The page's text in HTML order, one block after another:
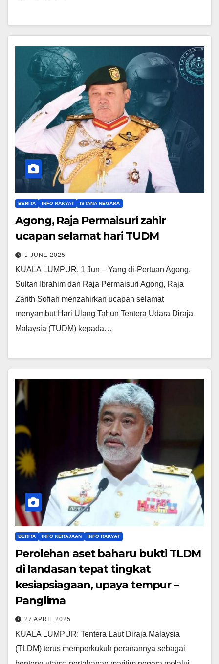
BERITA INFO RAKYAT ISTANA NEGARA
Agong, Raja Permaisuri zahir
ucapan selamat hari TUDM
1 JUNE 2025
KUALA LUMPUR, 1 Jun – Yang di-Pertuan Agong,
Sultan Ibrahim dan Raja Permaisuri Agong, Raja
Zarith Sofiah menzahirkan ucapan selamat
menyambut Hari Ulang Tahun Tentera Udara Diraja
Malaysia (TUDM) kepada…
BERITA INFO KERAJAAN INFO RAKYAT
Perolehan aset baharu bukti TLDM
di landasan tepat tingkat
kesiapsiagaan, upaya tempur –
Panglima
27 APRIL 2025
KUALA LUMPUR: Tentera Laut Diraja Malaysia
(TLDM) terus memperkukuh peranannya sebagai